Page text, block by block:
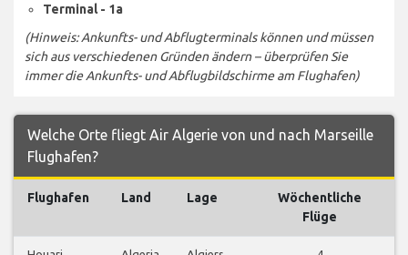
Terminal - 1a
(Hinweis: Ankunfts- und Abflugterminals können und müssen
sich aus verschiedenen Gründen ändern – überprüfen Sie
immer die Ankunfts- und Abflugbildschirme am Flughafen)
Welche Orte fliegt Air Algerie von und nach Marseille
Flughafen?
Flughafen Land Lage
Wöchentliche
Flüge